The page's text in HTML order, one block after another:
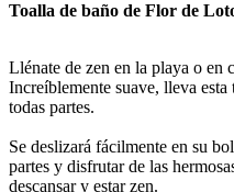
Toalla de baño de Flor de
Llénate de zen en la playa o en
Increíblemente suave, lleva
todas partes.
Se deslizará fácilmente en su
partes y disfrutar de las
descansar y estar zen.